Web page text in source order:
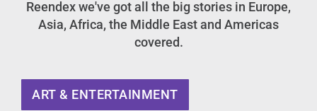
Reendex we've got all the big stories in Europe,
Asia, Africa, the Middle East and Americas
covered.
ART & ENTERTAINMENT